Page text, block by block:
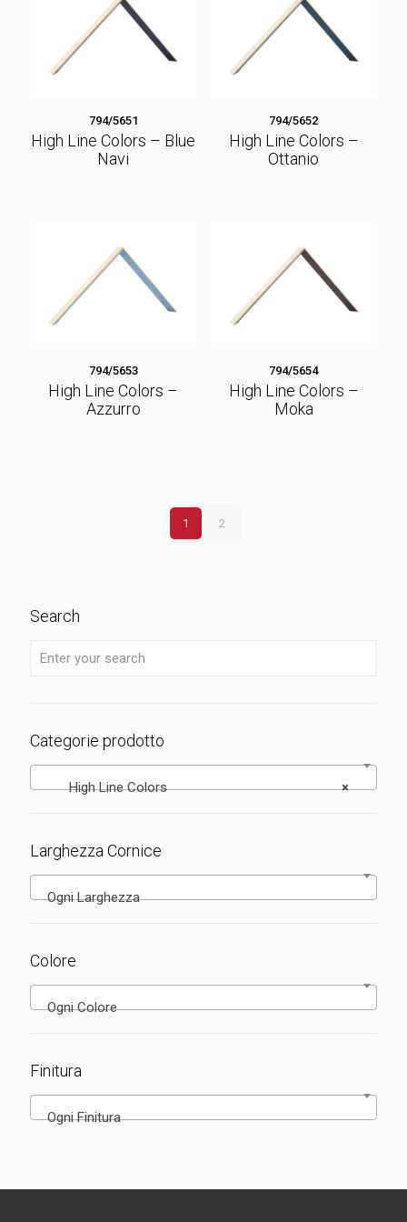
794/5651
High Line Colors – Blue
Navi
794/5652
High Line Colors –
Ottanio
794/5653
High Line Colors –
Azzurro
794/5654
High Line Colors –
Moka
1 2
Search
Categorie prodotto
×
High Line Colors
Larghezza Cornice
Ogni Larghezza
Colore
Ogni Colore
Finitura
Ogni Finitura